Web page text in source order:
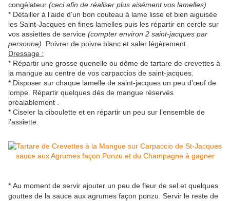
congélateur (ceci afin de réaliser plus aisément vos lamelles)
* Détailler à l’aide d’un bon couteau à lame lisse et bien aiguisée
les Saint-Jacques en fines lamelles puis les répartir en cercle sur
vos assiettes de service (compter environ 2 saint-jacques par
personne) . Poivrer de poivre blanc et saler légèrement.
Dressage :
* Répartir une grosse quenelle ou dôme de tartare de crevettes à
la mangue au centre de vos carpaccios de saint-jacques.
* Disposer sur chaque lamelle de saint-jacques un peu d’œuf de
lompe. Répartir quelques dés de mangue réservés
préalablement .
* Ciseler la ciboulette et en répartir un peu sur l’ensemble de
l’assiette
* Au moment de servir ajouter un peu de fleur de sel et quelques
gouttes de la sauce aux agrumes façon ponzu. Servir le reste de